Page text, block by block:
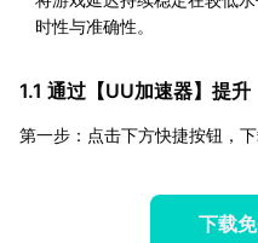
时性与准确性。
1.1 通过【UU加速器】提升
第一步：点击下方快捷按钮，
下载